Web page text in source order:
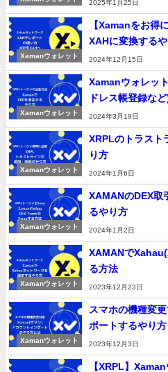
2025年1月25日
Xamanウォレット
【Xamanをお得
XAHに変換する
2024年12月15日
Xamanウォレット
Xamanウォレッ
ドレス帳登録など
2024年3月19日
Xamanウォレット
XRPLのトラスト
り方
2024年1月6日
Xamanウォレット
XAMANのDEX取
るやり方
2024年1月2日
Xamanウォレット
XAMANで
る方法
2023年12月23日
Xamanウォレット
スマホの機種変
ポートするやり方
2023年12月3日
【XRPL】